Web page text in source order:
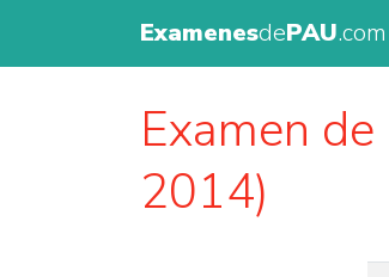
ExamenesdePAU.com
Examen de
2014)